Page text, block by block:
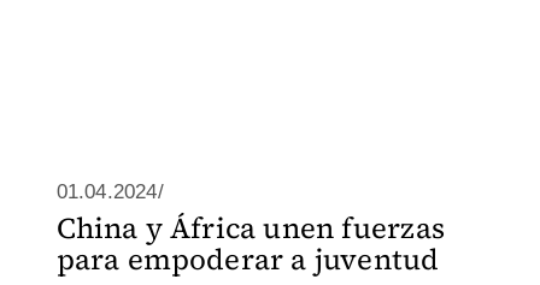
01.04.2024/
China y África unen fuerzas
para empoderar a juventud